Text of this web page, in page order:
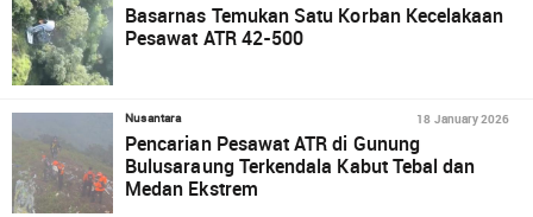
Basarnas Temukan Satu Korban Kecelakaan
Pesawat ATR 42-500
Nusantara 18 January 2026
Pencarian Pesawat ATR di Gunung
Bulusaraung Terkendala Kabut Tebal dan
Medan Ekstrem